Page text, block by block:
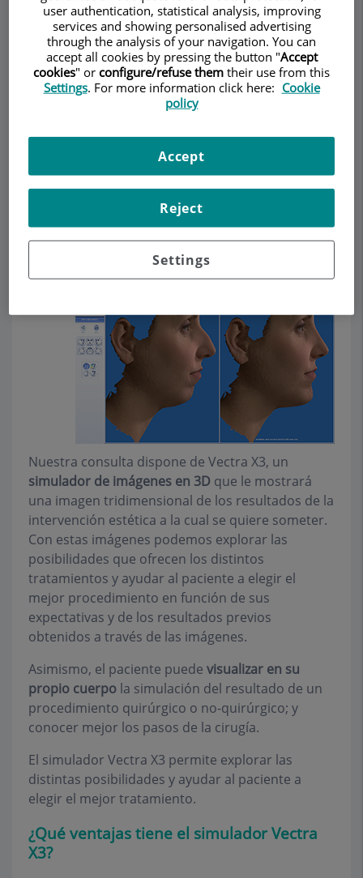
TeamContact
Make an appointment
Simulador de imágenes
VECTRA X3
Nuestra consulta dispone de Vectra X3, un
simulador de imágenes en 3D que le mostrará
una imagen tridimensional de los resultados de la
intervención estética a la cual se quiere someter.
Con estas imágenes podemos explorar las
posibilidades que ofrecen los distintos
tratamientos y ayudar al paciente a elegir el
mejor procedimiento en función de sus
expectativas y de los resultados previos
obtenidos a través de las imágenes.
Asimismo, el paciente puede visualizar en su
propio cuerpo la simulación del resultado de un
procedimiento quirúrgico o no-quirúrgico; y
conocer mejor los pasos de la cirugía.
El simulador Vectra X3 permite explorar las
distintas posibilidades y ayudar al paciente a
elegir el mejor tratamiento.
¿Qué ventajas tiene el simulador Vectra
X3?
user authentication, statistical analysis, improving
services and showing personalised advertising
through the analysis of your navigation. You can
accept all cookies by pressing the button "Accept
cookies" or configure/refuse them their use from this
Settings. For more information click here: Cookie
policy
Settings
Reject
Accept